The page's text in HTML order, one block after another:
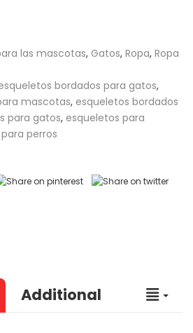
las mascotas, Gatos, Ropa, Ropa
bordados para gatos,
mascotas, esqueletos bordados
para gatos, esqueletos para
perros
Additional